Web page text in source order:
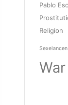
Pablo
Religion
Sexelancen